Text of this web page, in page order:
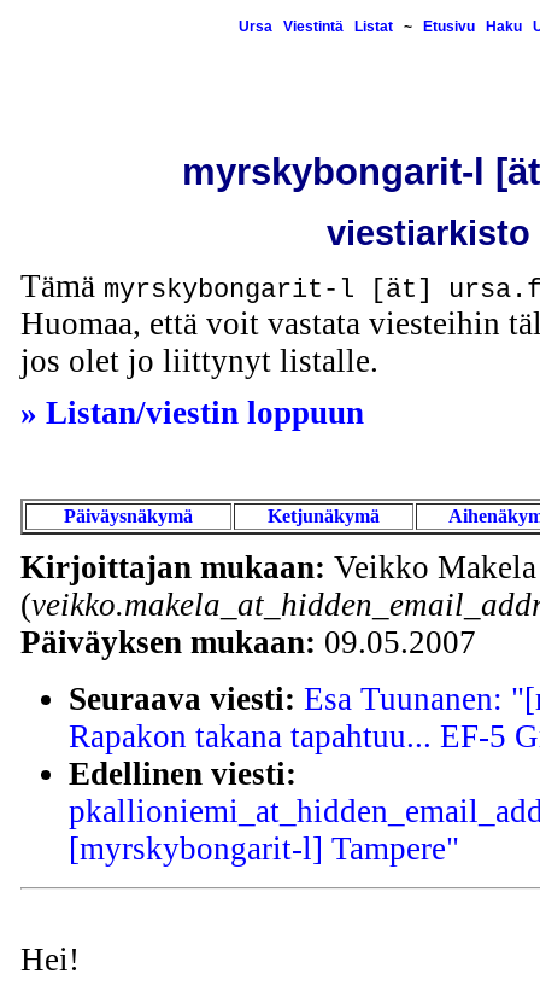
Ursa Viestintä Listat~ Etusivu Haku
myrskybongarit-l
viestiarkisto
Tämä myrskybongarit-l [ät]
Huomaa, että voit vastata viesteihin
jos olet jo liittynyt listalle.
» Listan/viestin loppuun
Päiväysnäkymä Ketjunäkymä
Kirjoittajan mukaan: Veikko Makela
(
Päiväyksen mukaan: 09.05.2007
Seuraava viesti: Esa Tuunanen:
Rapakon takana tapahtuu... EF-5
Edellinen viesti:
[myrskybongarit-l] Tampere"
Hei!